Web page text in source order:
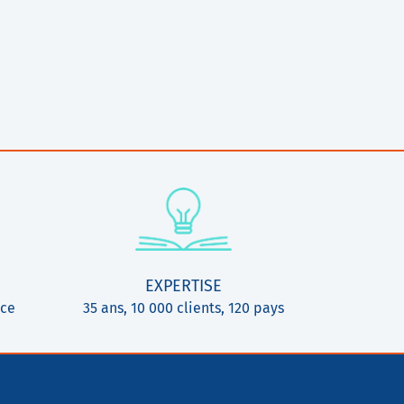
EXPERTISE
35 ans, 10 000 clients, 120 pays